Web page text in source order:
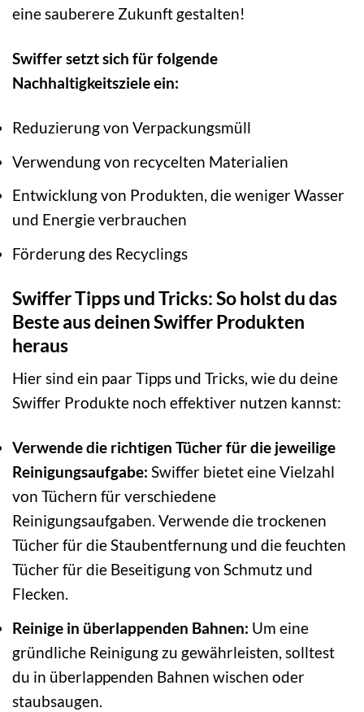
eine sauberere Zukunft gestalten!
Swiffer setzt sich für folgende
Nachhaltigkeitsziele ein:
Reduzierung von Verpackungsmüll
Verwendung von recycelten Materialien
Entwicklung von Produkten, die weniger Wasser
und Energie verbrauchen
Förderung des Recyclings
Swiffer Tipps und Tricks: So holst du das
Beste aus deinen Swiffer Produkten
heraus
Hier sind ein paar Tipps und Tricks, wie du deine
Swiffer Produkte noch effektiver nutzen kannst:
Verwende die richtigen Tücher für die jeweilige
Reinigungsaufgabe: Swiffer bietet eine Vielzahl
von Tüchern für verschiedene
Reinigungsaufgaben. Verwende die trockenen
Tücher für die Staubentfernung und die feuchten
Tücher für die Beseitigung von Schmutz und
Flecken.
Reinige in überlappenden Bahnen: Um eine
gründliche Reinigung zu gewährleisten, solltest
du in überlappenden Bahnen wischen oder
staubsaugen.